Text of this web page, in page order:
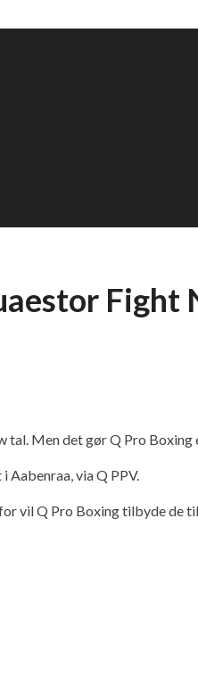
Fight
Men det gør Q Pro
via Q PPV.
vil Q Pro Boxing tilbyde